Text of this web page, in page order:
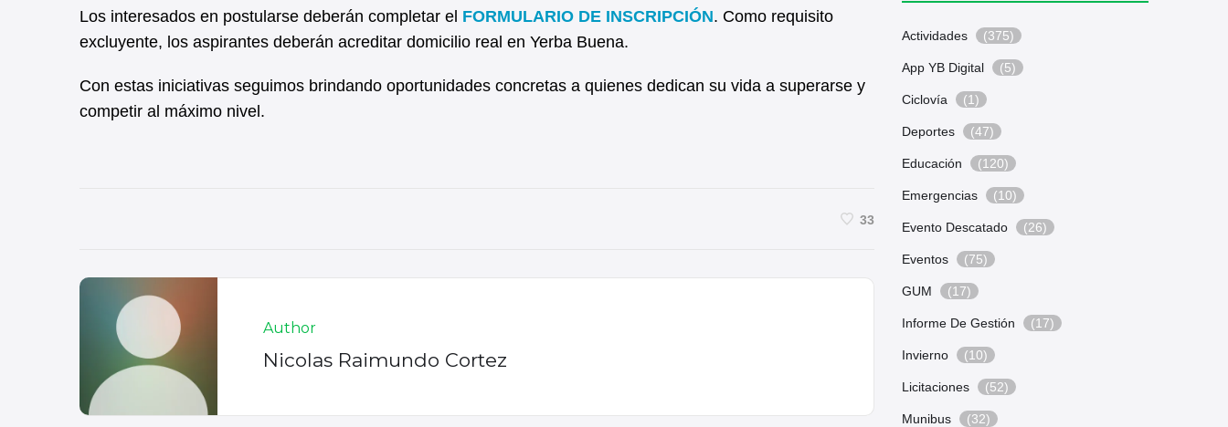
Los interesados en postularse deberán completar el FORMULARIO DE INSCRIPCIÓN. Como requisito
excluyente, los aspirantes deberán acreditar domicilio real en Yerba Buena.
Con estas iniciativas seguimos brindando oportunidades concretas a quienes dedican su vida a superarse y
competir al máximo nivel.
33
Author
Nicolas Raimundo Cortez
Actividades (375)
App YB Digital (5)
Ciclovía (1)
Deportes (47)
Educación (120)
Emergencias (10)
Evento Descatado (26)
Eventos (75)
GUM (17)
Informe De Gestión (17)
Invierno (10)
Licitaciones (52)
Munibus (32)